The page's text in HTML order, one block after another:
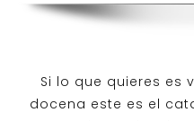
Si lo que quieres es
docena este es el